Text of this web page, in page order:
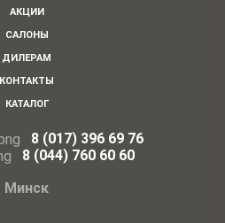
АКЦИИ
САЛОНЫ
ДИЛЕРАМ
КОНТАКТЫ
КАТАЛОГ
8 (017) 396 69 76
8 (044) 760 60 60
Минск